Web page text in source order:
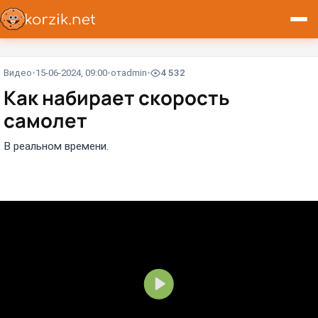
Видео 15-06-2024, 09:00 отadmin 4 532
Как набирает скорость
самолет
В реальном времени.
В